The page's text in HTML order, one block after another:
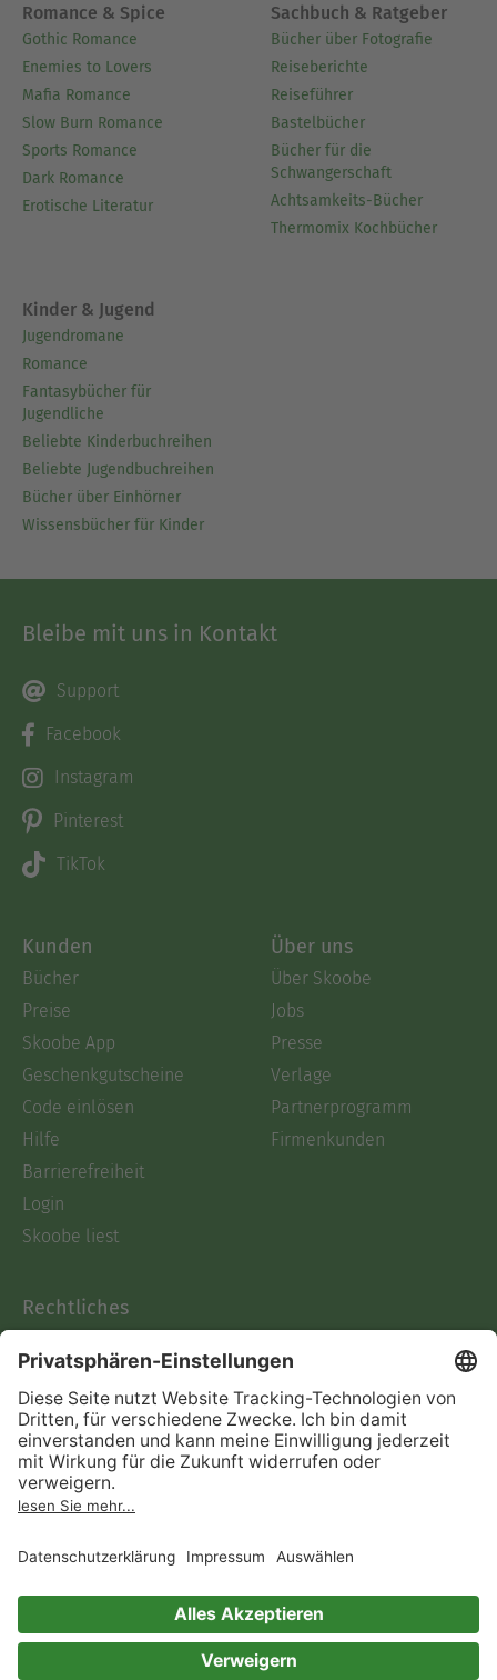
Romance & Spice
Gothic Romance
Enemies to Lovers
Mafia Romance
Slow Burn Romance
Sports Romance
Dark Romance
Erotische Literatur
Sachbuch & Ratgeber
Bücher über Fotografie
Reiseberichte
Reiseführer
Bastelbücher
Bücher für die
Schwangerschaft
Achtsamkeits-Bücher
Thermomix Kochbücher
Kinder & Jugend
Jugendromane
Romance
Fantasybücher für
Jugendliche
Beliebte Kinderbuchreihen
Beliebte Jugendbuchreihen
Bücher über Einhörner
Wissensbücher für Kinder
Bleibe mit uns in Kontakt
Support
Facebook
Instagram
Pinterest
TikTok
Kunden
Bücher
Preise
Skoobe App
Geschenkgutscheine
Code einlösen
Hilfe
Barrierefreiheit
Login
Skoobe liest
Über uns
Über Skoobe
Jobs
Presse
Verlage
Partnerprogramm
Firmenkunden
Rechtliches
AGB
Informationen nach Data
Act
Verträge hier kündigen
Impressum
Immer ein gutes Buch